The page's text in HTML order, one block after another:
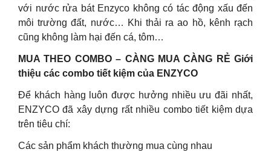
với nước rửa bát Enzyco không có tác động xấu đến
môi trường đất, nước… Khi thải ra ao hồ, kênh rạch
cũng không làm hại đến cá, tôm…
MUA THEO COMBO – CÀNG MUA CÀNG RẺ Giới
thiệu các combo tiết kiệm của ENZYCO
Để khách hàng luôn được hưởng nhiều ưu đãi nhất,
ENZYCO đã xây dựng rất nhiều combo tiết kiệm dựa
trên tiêu chí:
Các sản phẩm khách thường mua cùng nhau